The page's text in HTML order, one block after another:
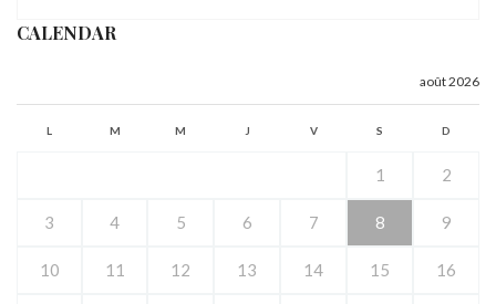
CALENDAR
août 2026
L M M J V S D
1 2
3 4 5 6 7 8 9
10 11 12 13 14 15 16